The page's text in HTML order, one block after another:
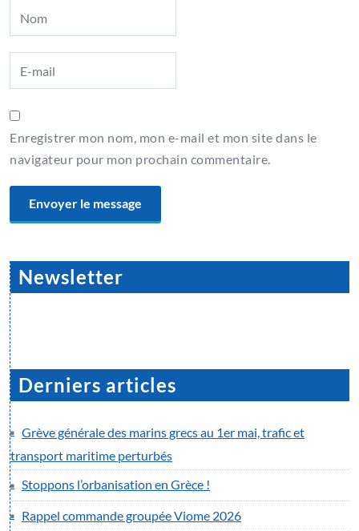
Enregistrer mon nom, mon e-mail et mon site dans le
navigateur pour mon prochain commentaire.
Newsletter
Derniers articles
Grève générale des marins grecs au 1er mai, trafic et
transport maritime perturbés
Stoppons l’orbanisation en Grèce !
Rappel commande groupée Viome 2026